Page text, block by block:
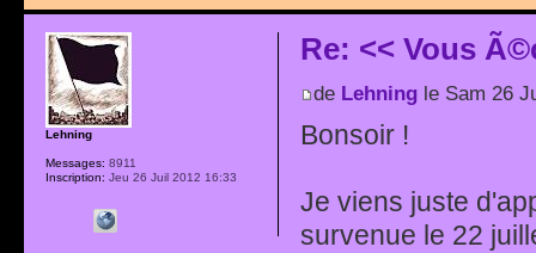
Re: << Vous
de Lehningle Sam 26
Bonsoir !
Je viens juste
survenue le 22
Lehning
Messages: 8911
Inscription: Jeu 26 Juil 2012 16:33